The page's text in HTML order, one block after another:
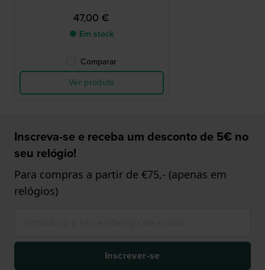
47,00 €
● Em stock
Comparar
Ver produto
Inscreva-se e receba um desconto de 5€ no
seu relógio!
Para compras a partir de €75,- (apenas em
relógios)
Inscrever-se